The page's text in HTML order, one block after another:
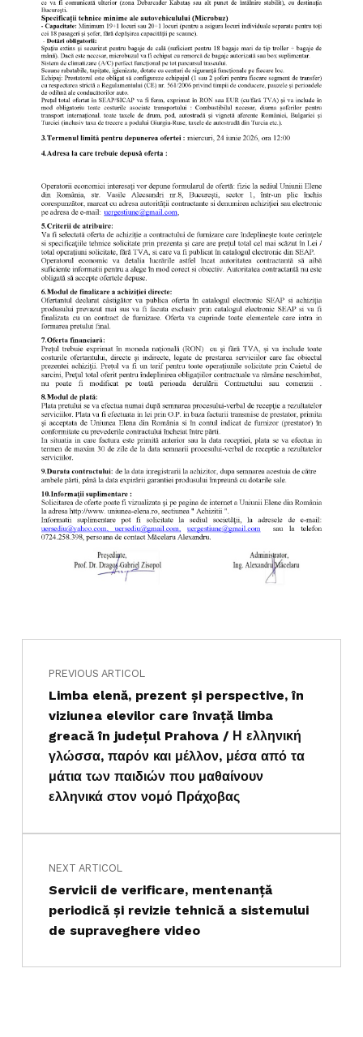
Skip back to main navigation
Navigare în articole
PREVIOUS ARTICOL
Limba elenă, prezent şi perspective, în
viziunea elevilor care învaţă limba
greacă în judeţul Prahova / Η ελληνική
γλώσσα, παρόν και μέλλον, μέσα από τα
μάτια των παιδιών που μαθαίνουν
ελληνικά στον νομό Πράχοβας
NEXT ARTICOL
Servicii de verificare, mentenanță
periodică și revizie tehnică a sistemului
de supraveghere video